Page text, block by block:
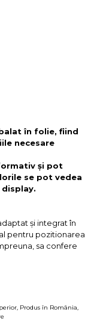
în folie, fiind
necesare
și pot
se pot vedea
și integrat în
pentru pozitionarea
sa confere
, Produs în România,